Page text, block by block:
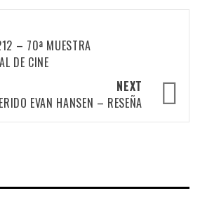
– 70ª MUESTRA
DE CINE
NEXT
EVAN HANSEN – RESEÑA